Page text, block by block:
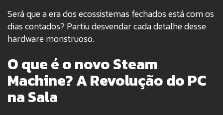
Será que a era dos ecossistemas fechados está com os
dias contados? Partiu desvendar cada detalhe desse
hardware monstruoso.
O que é o novo Steam
Machine? A Revolução do PC
na Sala